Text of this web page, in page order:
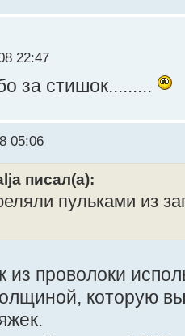
22:47
за стишок.........
05:06
писал(а):
пульками из
из проволоки
которую